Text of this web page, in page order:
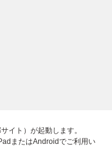
イト）が起動します。
またはAndroidでご利用い